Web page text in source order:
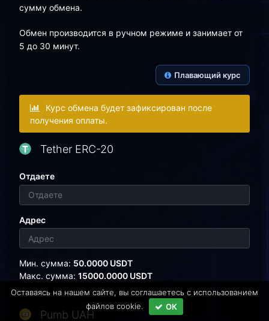
сумму обмена.
Обмен производится в ручном режиме и занимает от
5 до 30 минут.
Плавающий курс
Курс обмена будет зафиксирован после
получения оплаты.
Tether ERC-20
Отдаете
Адрес
Мин. сумма: 50.0000 USDT
Макс. сумма: 15000.0000 USDT
Pumb UAH
Оставаясь на нашем сайте, вы соглашаетесь c использованием
файлов cookie.
ОК